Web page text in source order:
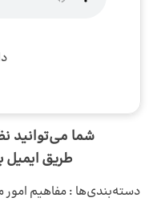
شما می‌توانید
طریقایمیل
دسته‌بندی‌ها :مفاهیم امور